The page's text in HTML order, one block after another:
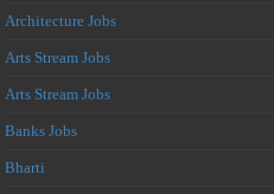
Architecture Jobs
Arts Stream Jobs
Arts Stream Jobs
Banks Jobs
Bharti